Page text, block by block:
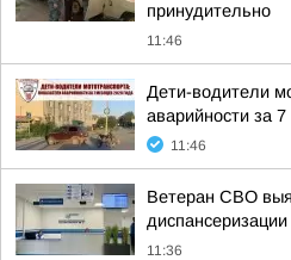
принудительно
11:46
Дети-водители
аварийности за
11:46
Ветеран СВО
11:36